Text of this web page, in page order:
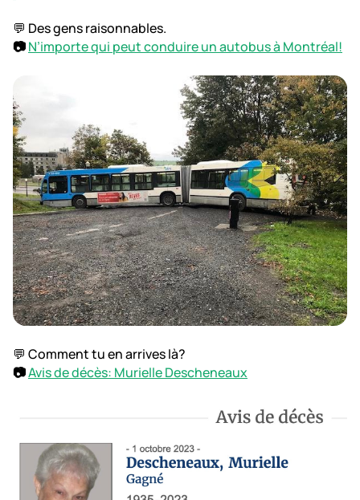
💬 Des gens raisonnables.
📷N’importe qui peut conduire un autobus à Montréal!
💬 Comment tu en arrives là?
📷Avis de décès: Murielle Descheneaux